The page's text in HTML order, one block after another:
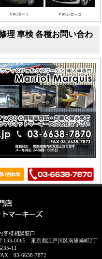
VW/ボーラ VW/シロッコ
理 車検 各種お問い合わ
客様相談窓口
133-0065
東京都江戸川区南篠崎町2丁
35-11
： 03-6638-7872